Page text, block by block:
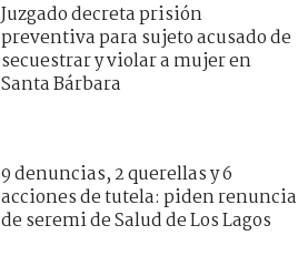
Juzgado decreta prisión
preventiva para sujeto acusado de
secuestrar y violar a mujer en
Santa Bárbara
9 denuncias, 2 querellas y 6
acciones de tutela: piden renuncia
de seremi de Salud de Los Lagos